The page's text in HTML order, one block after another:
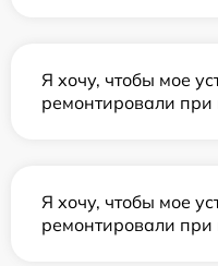
Я хочу, чтобы мое
ремонтировали при
Я хочу, чтобы мое
ремонтировали при